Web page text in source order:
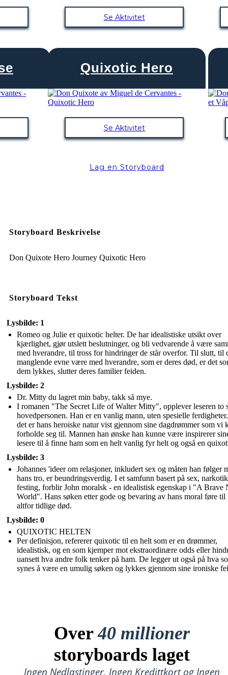
Se Aktivitet
Quixotic Hero
Se Aktivitet
Lag en Storyboard
Storyboard Beskrivelse
Don Quixote Hero Journey Quixotic Hero
Storyboard Tekst
Lysbilde: 1
Romeo og Julie er quixotic helter. De har idealistiske utsikt over
kjærlighet, gjør utslett beslutninger, og bli vedvarende å være
med hverandre, til tross for hindringer de står overfor. Til slutt, til
manglende evne være med hverandre, som er deres død, er det
dem lykkes, slutter deres familier feiden.
Lysbilde: 2
Dr. Mitty du lagret min baby, takk så mye.
I romanen "The Secret Life of Walter Mitty", opplever leseren to
hovedpersonen. Han er en vanlig mann, uten spesielle
det er hans heroiske natur vist gjennom sine dagdrømmer som vi
forholde seg til. Mannen han ønske han kunne være inspirerer
lesere til å finne ham som en helt vanlig fyr helt og også en
Lysbilde: 3
Johannes 'ideer om relasjoner, inkludert sex og måten han følger
hans tro, er beundringsverdig. I et samfunn basert på sex,
festing, forblir John moralsk - en idealistisk egenskap i "A Brave
World". Hans søken etter gode og bevaring av hans moral føre til
altfor tidlige død.
Lysbilde: 0
QUIXOTIC HELTEN
Per definisjon, refererer quixotic til en helt som er en drømmer,
idealistisk, og en som kjemper mot ekstraordinære odds eller
uansett hva andre folk tenker på ham. De legger ut også på hva
synes å være en umulig søken og lykkes gjennom sine ironiske
Over40 millioner
storyboards laget
Ingen Nedlastinger, Ingen Kredittkort og Ingen